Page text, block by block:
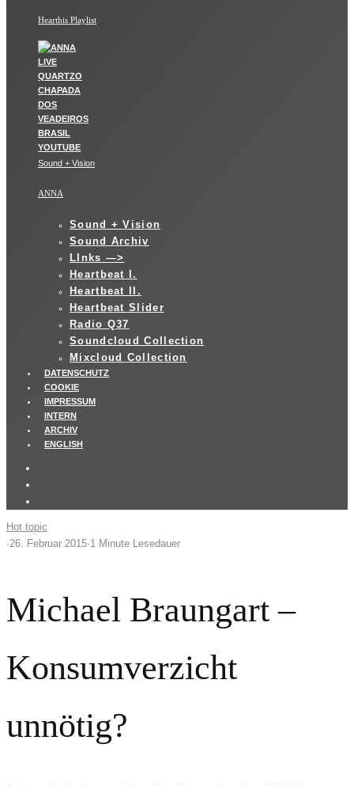
Hearthis Playlist
Sound + Vision
ANNA
Sound + Vision
Sound Archiv
LInks —>
Heartbeat I.
Heartbeat II.
Heartbeat Slider
Radio Q37
Soundcloud Collection
Mixcloud Collection
DATENSCHUTZ
COOKIE
IMPRESSUM
INTERN
ARCHIV
ENGLISH
Hot topic
·26. Februar 2015·1 Minute Lesedauer
Michael Braungart –
Konsumverzicht
unnötig?